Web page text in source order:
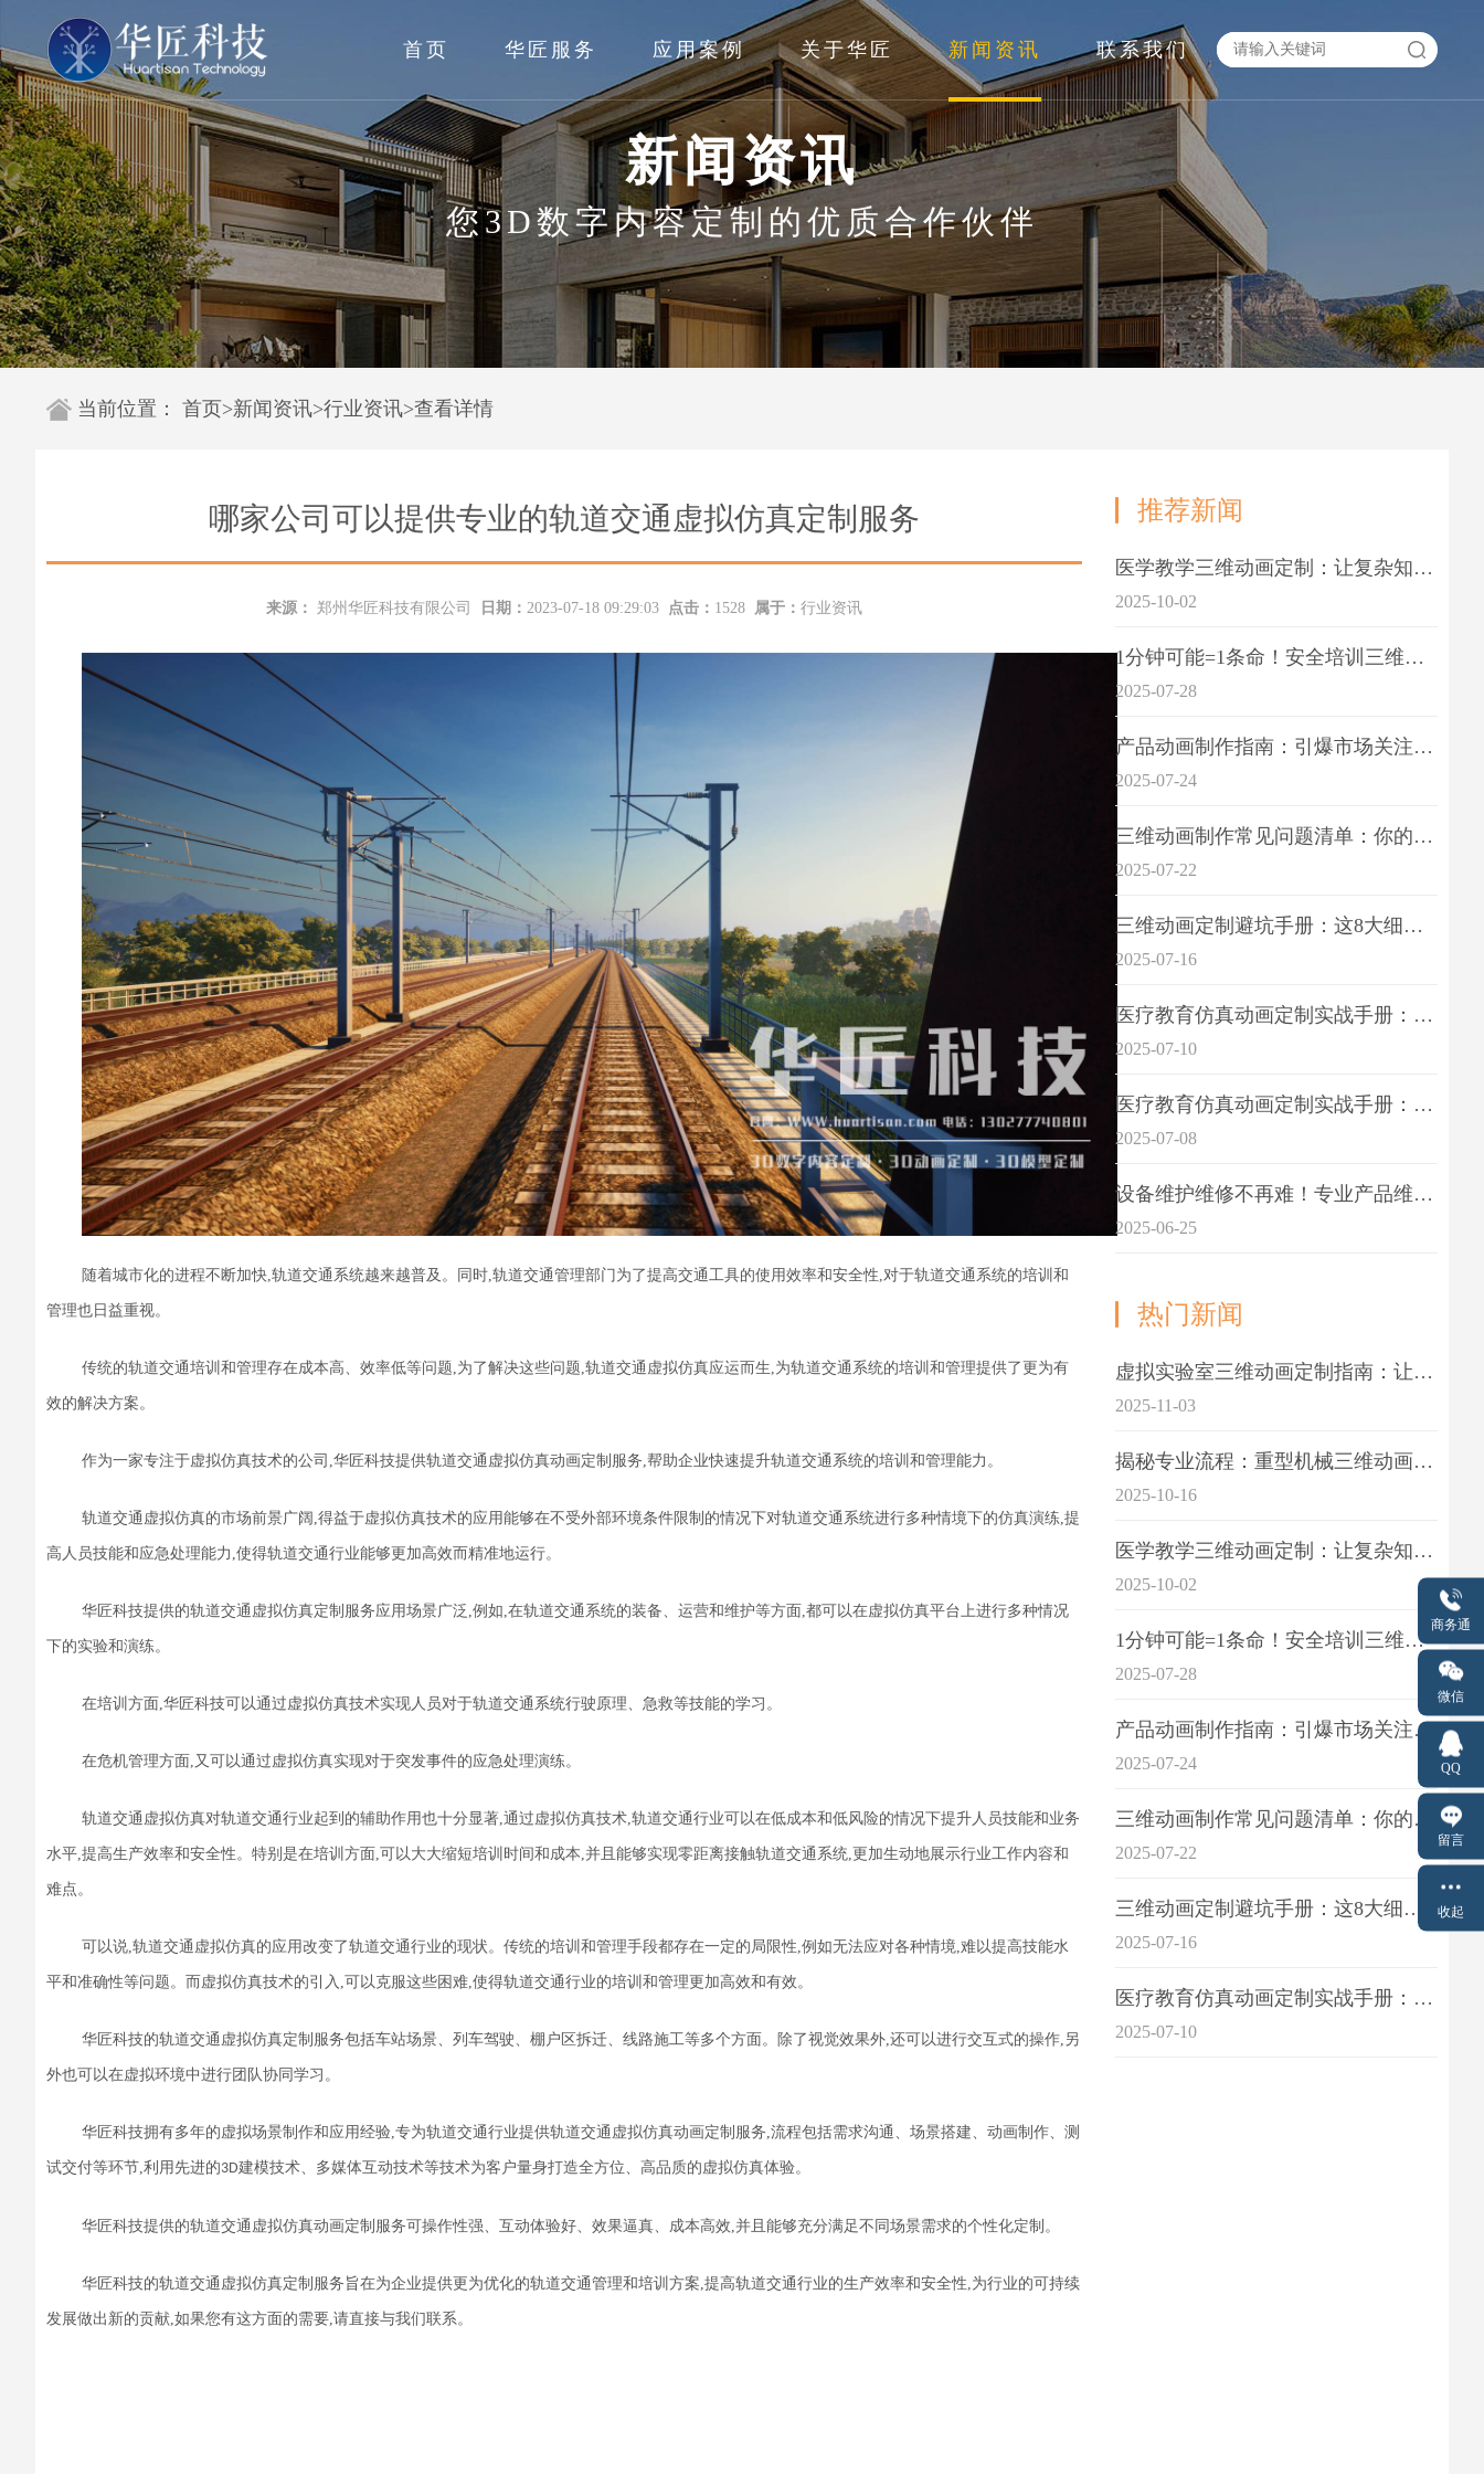
首页 华匠服务 应用案例 关于华匠 新闻资讯 联系我们
新闻资讯
您3D数字内容定制的优质合作伙伴
当前位置： 首页>新闻资讯>行业资讯>查看详情
哪家公司可以提供专业的轨道交通虚拟仿真定制服务
来源： 郑州华匠科技有限公司 日期： 2023-07-18 09:29:03 点击： 1528 属于： 行业资讯
随着城市化的进程不断加快,轨道交通系统越来越普及。同时, 轨道交通管理部门为了提高交通工具的使用效率和安全性,对于轨道交通系统的培训和
管理也日益重视。
传统的轨道交通培训和管理存在成本高、效率低等问题 为了解决这些问题,轨道交通虚拟仿真应运而生,为轨道交通系统的培训和管理提供了更为有
效的解决方案。
作为一家专注于虚拟仿真技术的公司,华匠科技提供轨道交通虚拟仿真动画定制服务,帮助企业快速提升轨道交通系统的培训和管理能力。
轨道交通虚拟仿真的市场前景广阔 得益于虚拟仿真技术的应用能够在不受外部环境条件限制的情况下对轨道交通系统进行多种情境下的仿真演练,提
高人员技能和应急处理能力,使得轨道交通行业能够更加高效而精准地运行。
华匠科技提供的轨道交通虚拟仿真定制服务应用场景广泛 例如,在轨道交通系统的装备、运营和维护等方面,都可以在虚拟仿真平台上进行多种情况
下的实验和演练。
在培训方面, 华匠科技可以通过虚拟仿真技术实现人员对于轨道交通系统行驶原理、急救等技能的学习。
在危机管理方面, 又 可以通过虚拟仿真实现对于突发事件的应急处理演练。
轨道交通虚拟仿真对轨道交通行业起到的辅助作用也十分显著 通过虚拟仿真技术,轨道交通行业可以在低成本和低风险的情况下提升人员技能和业务
水平,提高生产效率和安全性。特别是在培训方面,可以大大缩短培训时间和成本,并且能够实现零距离接触轨道交通系统,更加生动地展示行业工作内容和
难点。
可以说, 轨道交通虚拟仿真的应用改变了轨道交通行业的现状。传统的培训和管理手段都存在一定的局限性,例如无法应对各种情境,难以提高技能水
平和准确性等问题。而虚拟仿真技术的引入,可以克服这些困难,使得轨道交通行业的培训和管理更加高效和有效。
华匠科技的轨道交通虚拟仿真定制服务包括车站场景、列车驾驶、棚户区拆迁、线路施工等多个方面。除了视觉效果外,还可以进行交互式的操作,另
外也可以在虚拟环境中进行团队协同学习。
华匠科技拥有多年的虚拟场景制作和应用经验 专为轨道交通行业提供轨道交通虚拟仿真动画定制服务,流程包括需求沟通、场景搭建、动画制作、测
试交付等环节,利用先进的3D建模技术、多媒体互动技术等技术为客户量身打造全方位、高品质的虚拟仿真体验。
华匠科技提供的轨道交通虚拟仿真动画定制服务可操作性强、互动体验好、效果逼真、成本高效,并且能够充分满足不同场景需求的个性化定制。
华匠科技的轨道交通虚拟仿真定制服务旨在为企业提供更为优化的轨道交通管理和培训方案,提高轨道交通行业的生产效率和安全性,为行业的可持续
发展做出新的贡献 如果您有这方面的需要,请直接与我们联系 。
推荐新闻
医学教学三维动画定制：让复杂知识一目了
2025-10-02
1分钟可能=1条命！安全培训三维动画制作成本效益深度拆解
2025-07-28
产品动画制作指南：引爆市场关注的视觉引擎
2025-07-24
三维动画制作常见问题清单：你的项目是否踩中这6大技术雷区？
2025-07-22
三维动画定制避坑手册：这8大细节重点关注
2025-07-16
医疗教育仿真动画定制实战手册：击破传统医学教育7大痛点
2025-07-10
医疗教育仿真动画定制实战手册：解决传统教学的7大痛点
2025-07-08
设备维护维修不再难！专业产品维护三维动画演示定制指南
2025-06-25
热门新闻
虚拟实验室三维动画定制指南：让科学教学更生动
2025-11-03
揭秘专业流程：重型机械三维动画制作的5大关键步骤
2025-10-16
医学教学三维动画定制：让复杂知识一目了
2025-10-02
1分钟可能=1条命！安全培训三维动画制作成本效益深度拆解
2025-07-28
产品动画制作指南：引爆市场关注的视觉引擎
2025-07-24
三维动画制作常见问题清单：你的项目是否踩中这6大技术雷区？
2025-07-22
三维动画定制避坑手册：这8大细节重点关注
2025-07-16
医疗教育仿真动画定制实战手册：击破传统医学教育7大痛点
2025-07-10
商务通
微信
QQ
留言
收起